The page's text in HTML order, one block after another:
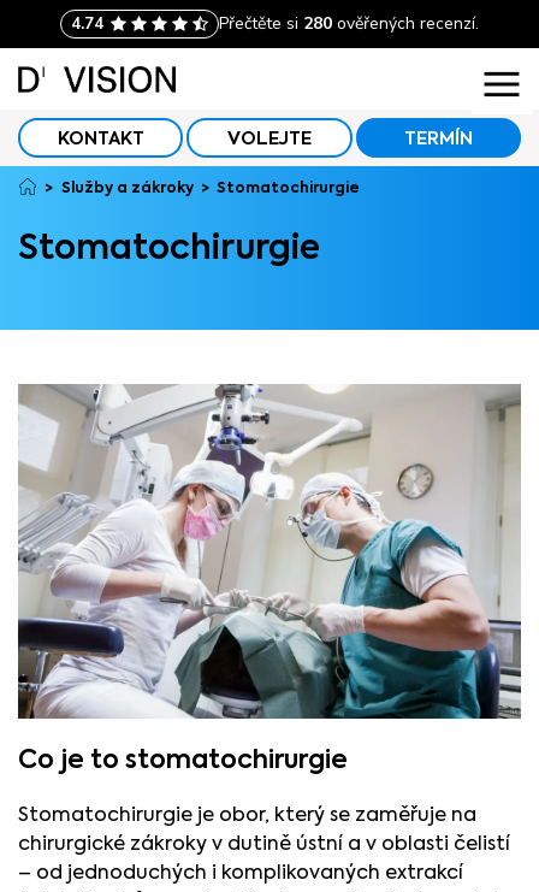
KONTAKT VOLEJTE TERMÍN
Služby a zákroky Stomatochirurgie
Stomatochirurgie
Co je to stomatochirurgie
Stomatochirurgie je obor, který se zaměřuje na
chirurgické zákroky v dutině ústní a v oblasti čelistí
– od jednoduchých i komplikovaných extrakcí